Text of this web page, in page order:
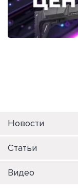
Новости
Статьи
Видео